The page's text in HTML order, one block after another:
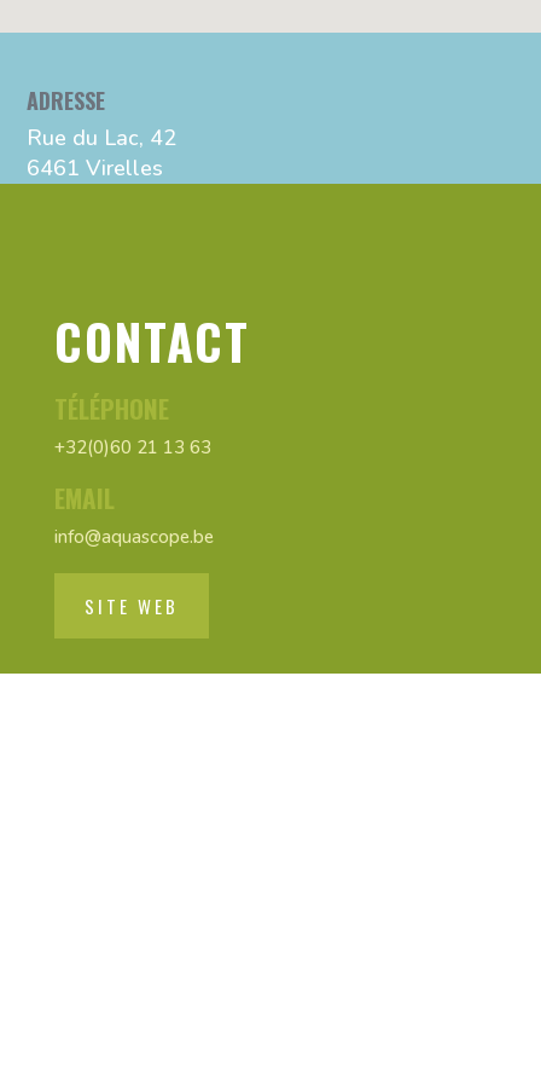
ADRESSE
Rue du Lac, 42
6461 Virelles
CONTACT
TÉLÉPHONE
+32(0)60 21 13 63
EMAIL
info@aquascope.be
SITE WEB